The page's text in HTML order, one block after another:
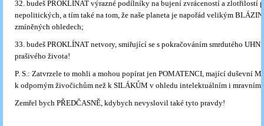
32. budeš PROKLÍNAT výrazné podílníky na bujení zvráceností a zlotřilostí
nepolitických, a tím také na tom, že naše planeta je napořád velikým
zmíněných ohledech;
33. budeš PROKLÍNAT netvory, smiřující se s pokračováním smrdutého
prašivého života!
P. S.: Zatvrzele to mohli a mohou popírat jen POMATENCI, mající duševní
k odporným živočichům než k SILÁKŮM v ohledu intelektuálním i mravním!
Zemřel bych PŘEDČASNĚ, kdybych nevyslovil také tyto pravdy!